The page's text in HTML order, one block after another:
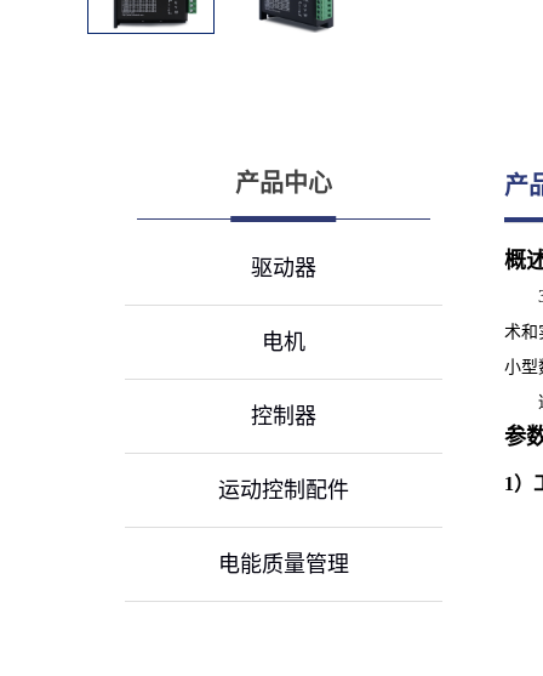
产品中心
驱动器
电机
控制器
运动控制配件
电能质量管理
产
概
术和
小型
参
1）